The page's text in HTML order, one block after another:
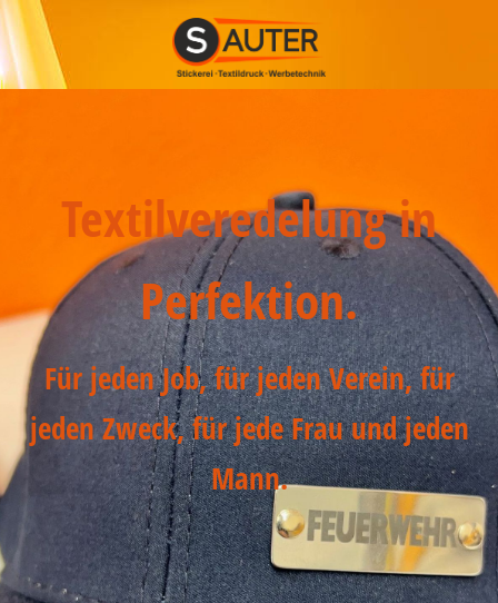
Textilveredelung in
Perfektion.
Für jeden Job, für jeden Verein, für
jeden Zweck, für jede Frau und jeden
Mann.